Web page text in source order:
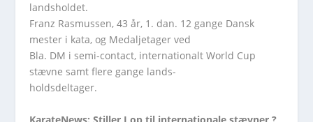
landsholdet.
Franz Rasmussen, 43 år, 1. dan. 12 gange Dansk
mester i kata, og Medaljetager ved
Bla. DM i semi-contact, internationalt World Cup
stævne samt flere gange lands-
holdsdeltager.
KarateNews: Stiller I op til internationale stævner ?